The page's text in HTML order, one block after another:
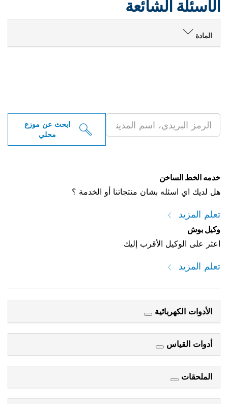
الأسئلة الشائعة
المادة
ابحث عن موزع
محلي
خدمه الخط الساخن
هل لديك اي اسئله بشان منتجاتنا أو الخدمة ؟
تعلم المزيد
وكيل بوش
اعثر على الوكيل الأقرب إليك
تعلم المزيد
الأدوات الكهربائية
أدوات القياس
الملحقات